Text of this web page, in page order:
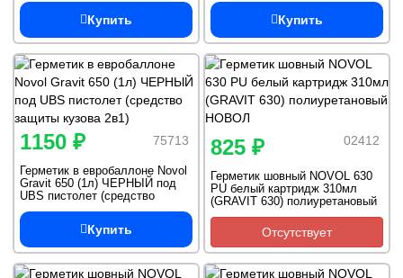
Купить Купить
75713
1150 ₽
Герметик в евробаллоне Novol
Gravit 650 (1л) ЧЕРНЫЙ под
UBS пистолет (средство
защиты кузова 2в1)
Купить
02412
825 ₽
Герметик шовный NOVOL 630
PU белый картридж 310мл
(GRAVIT 630) полиуретановый
НОВОЛ
Отсутствует